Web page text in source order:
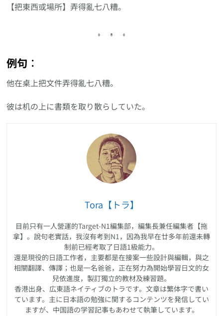
【把東西或場所】弄得亂七八糟。
例句︰
他在桌上把文件弄得亂七八糟。
彼は机の上に書類を取り散らしていた。
Tora【トラ】
目前只有一人營運的Target-N1編集部，編集長兼任編集者【拖
拿】。說句老實話，我沒有考到N1，因為我早在廿多年前還未轉
制前已經考取了日語1級能力。
還是現役的日語工作者，主要都是在接案一些設計與編輯，與之
相關翻譯、傳譯；也是一名爸爸，正在努力為開始學習日文的女
兒依進度，製訂獨立的教材及練習題。
香港出身、広東語ネイティブのトラです。文章は繁体字で書い
ています。主に日本語の勉強に関するコンテンツを発信してい
ますが、中国語の学習記事もあわせて執筆しています。